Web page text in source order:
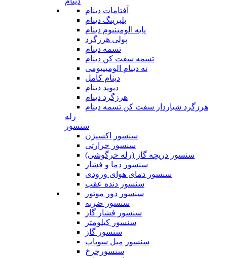
آفتامات دینام
بلبرینگ دینام
پایه الومینیوم دینام
پولی هرزگرد
تسمه دینام
تسمه سفت کن دینام
ته دینام الومینیومی
دینام کامل
دیوید دینام
هرزگرد دینام
هرزگرد شیاردار سفت کن تسمه دینام
رله
سنسور
سنسور اکسیژن
سنسور حرارتی
سنسور دریچه گاز (رله خرگوشی)
سنسور دما و فشار
سنسور دمای هوای ورودی
سنسور دنده عقب
سنسور دور موتور
سنسور ضربه
سنسور فشار گاز
سنسور کیلومتر
سنسور گاز
سنسور میل سوپاپ
سنسورچرخ